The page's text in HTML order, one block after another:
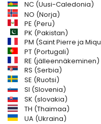
NC (Uusi-Caledonia)
NO (Norja)
PE (Peru)
PK (Pakistan)
PM (Saint Pierre ja Miquelon)
PT (Portugali)
RE (jälleennäkeminen)
RS (Serbia)
SE (Ruotsi)
SI (Slovenia)
SK (slovakia)
TH (Thaimaa)
UA (Ukraina)